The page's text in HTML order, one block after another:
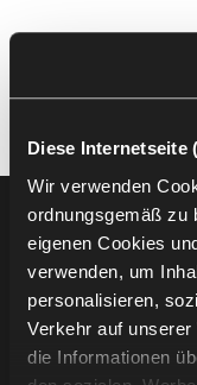
Diese Internetseite
Wir verwenden
ordnungsgemäß zu
eigenen Cookies
verwenden, um
personalisieren,
Verkehr auf
die Informationen
Footer
Produkte
Tribünenbestuhlung
Stadionbestuhlung